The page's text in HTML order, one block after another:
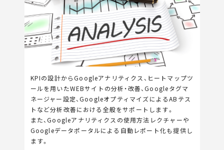
KPIの設計からGoogleアナリティクス、ヒートマップツ
ールを用いたWEBサイトの分析・改善、Googleタグマ
ネージャー設定、GoogleオプティマイズによるABテス
トなど分析改善における全般をサポートします。
また、Googleアナリティクスの使用方法レクチャーや
Googleデータポータルによる自動レポート化も提供し
ます。